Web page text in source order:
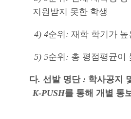
지원받지 못한 학생
4) 4순위 : 재학 학기가 높
5) 5순위 : 총 평점평균이
다. 선발 명단 : 학사공지
K-PUSH를 통해 개별 통